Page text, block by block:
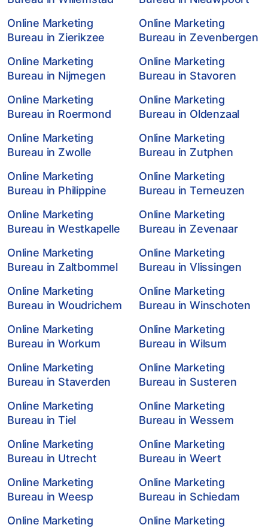
Online Marketing
Bureau in Zierikzee
Online Marketing
Bureau in Zevenbergen
Online Marketing
Bureau in Nijmegen
Online Marketing
Bureau in Stavoren
Online Marketing
Bureau in Roermond
Online Marketing
Bureau in Oldenzaal
Online Marketing
Bureau in Zwolle
Online Marketing
Bureau in Zutphen
Online Marketing
Bureau in Philippine
Online Marketing
Bureau in Terneuzen
Online Marketing
Bureau in Westkapelle
Online Marketing
Bureau in Zevenaar
Online Marketing
Bureau in Zaltbommel
Online Marketing
Bureau in Vlissingen
Online Marketing
Bureau in Woudrichem
Online Marketing
Bureau in Winschoten
Online Marketing
Bureau in Workum
Online Marketing
Bureau in Wilsum
Online Marketing
Bureau in Staverden
Online Marketing
Bureau in Susteren
Online Marketing
Bureau in Tiel
Online Marketing
Bureau in Wessem
Online Marketing
Bureau in Utrecht
Online Marketing
Bureau in Weert
Online Marketing
Bureau in Weesp
Online Marketing
Bureau in Schiedam
Online Marketing
Online Marketing